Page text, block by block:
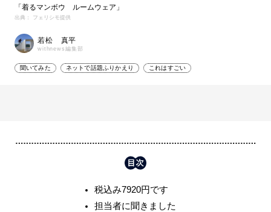
「着るマンボウ ルームウェア」
出典： フェリシモ提供
若松 真平
withnews編集部
聞いてみた ネットで話題ふりかえり これはすごい
税込み7920円です
担当者に聞きました